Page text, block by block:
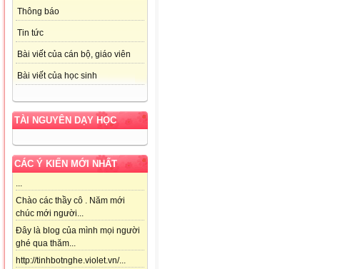
Thông báo
Tin tức
Bài viết của cán bộ, giáo viên
Bài viết của học sinh
TÀI NGUYÊN DẠY HỌC
CÁC Ý KIẾN MỚI NHẤT
...
Chào các thầy cô . Năm mới
chúc mới người...
Đây là blog của mình mọi người
ghé qua thăm...
http://tinhbotnghe.violet.vn/...